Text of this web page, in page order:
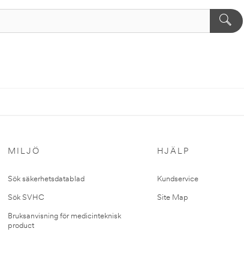
MILJÖ
Sök säkerhetsdatablad
Sök SVHC
Bruksanvisning för medicinteknisk
product
HJÄLP
Kundservice
Site Map